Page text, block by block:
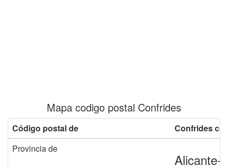
Mapa codigo postal Confrides
Código postal de
Confrides
Provincia de
Alicante-